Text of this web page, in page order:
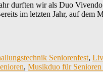
durften wir als Duo
im letzten Jahr, auf
Seniorenfest,
, Musikduo für Senioren